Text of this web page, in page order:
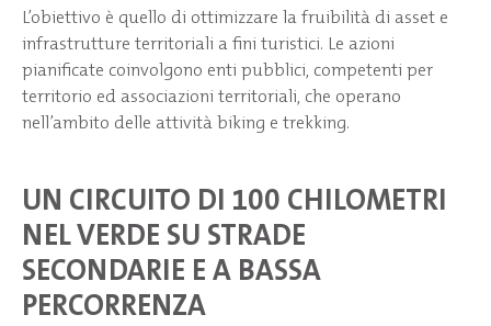
L’obiettivo è quello di ottimizzare la fruibilità di asset e
infrastrutture territoriali a fini turistici. Le azioni
pianificate coinvolgono enti pubblici, competenti per
territorio ed associazioni territoriali, che operano
nell’ambito delle attività biking e trekking.
UN CIRCUITO DI 100 CHILOMETRI
NEL VERDE SU STRADE
SECONDARIE E A BASSA
PERCORRENZA